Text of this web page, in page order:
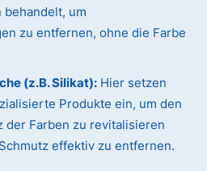
behandelt, um
zu entfernen, ohne die Farbe
(z.B. Silikat): Hier setzen
Produkte ein, um den
der Farben zu revitalisieren
effektiv zu entfernen.